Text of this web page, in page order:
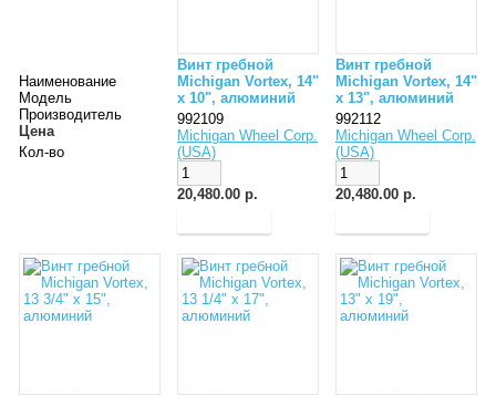
Наименование
Модель
Производитель
Цена
Кол-во
Винт гребной
Michigan Vortex, 14"
x 10", алюминий
992109
Michigan Wheel Corp.
(USA)
20,480.00 р.
Винт гребной
Michigan Vortex, 14"
x 13", алюминий
992112
Michigan Wheel Corp.
(USA)
20,480.00 р.